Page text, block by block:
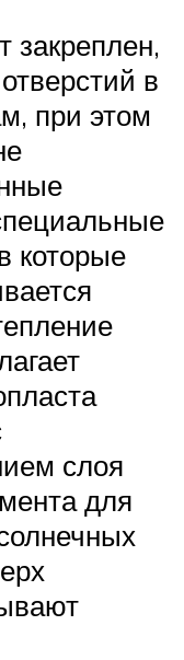
закреплен,
в
при этом
которые
слоя
для